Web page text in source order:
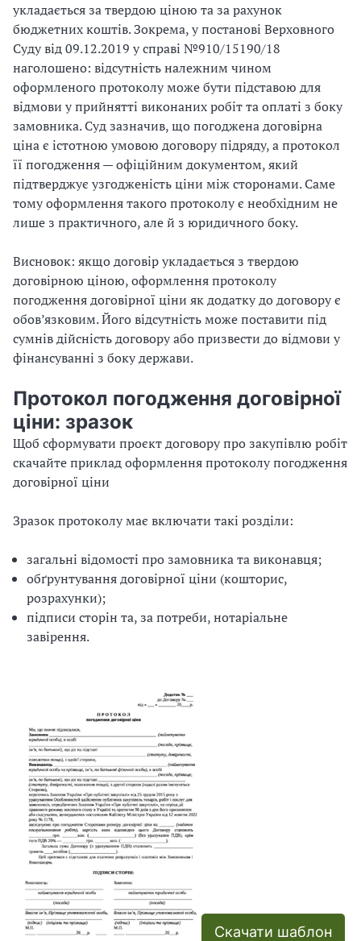
укладається за твердою ціною та за рахунок
бюджетних коштів. Зокрема, у постанові Верховного
Суду від 09.12.2019 у справі №910/15190/18
наголошено: відсутність належним чином
оформленого протоколу може бути підставою для
відмови у прийнятті виконаних робіт та оплаті з боку
замовника. Суд зазначив, що погоджена договірна
ціна є істотною умовою договору підряду, а протокол
її погодження — офіційним документом, який
підтверджує узгодженість ціни між сторонами. Саме
тому оформлення такого протоколу є необхідним не
лише з практичного, але й з юридичного боку.
Висновок: якщо договір укладається з твердою
договірною ціною, оформлення протоколу
погодження договірної ціни як додатку до договору є
обов’язковим. Його відсутність може поставити під
сумнів дійсність договору або призвести до відмови у
фінансуванні з боку держави.
Протокол погодження договірної
ціни: зразок
Щоб сформувати проєкт договору про закупівлю робіт
скачайте приклад оформлення протоколу погодження
договірної ціни
Зразок протоколу має включати такі розділи:
загальні відомості про замовника та виконавця;
обґрунтування договірної ціни (кошторис,
розрахунки);
підписи сторін та, за потреби, нотаріальне
завірення.
Скачати шаблон